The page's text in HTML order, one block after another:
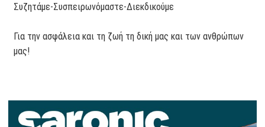
Συζητάμε-Συσπειρωνόμαστε-Διεκδικούμε
Για την ασφάλεια και τη ζωή τη δική μας και των ανθρώπων
μας!